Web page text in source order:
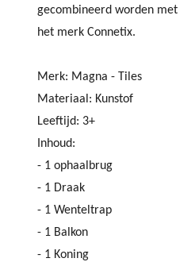
gecombineerd worden met
het merk Connetix.
Merk: Magna - Tiles
Materiaal: Kunstof
Leeftijd: 3+
Inhoud:
- 1 ophaalbrug
- 1 Draak
- 1 Wenteltrap
- 1 Balkon
- 1 Koning